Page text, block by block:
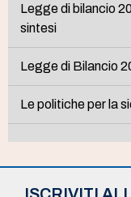
Legge di bilancio
sintesi
Legge di Bilancio
Le politiche per la
ISCRIVITI